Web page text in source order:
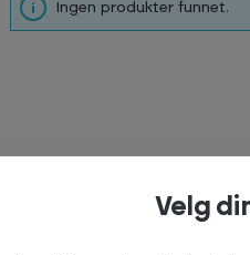
Ingen produkter funnet.
Velg